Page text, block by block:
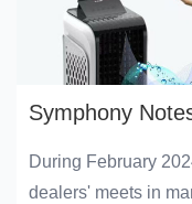
Symphony
During February
dealers' meets in